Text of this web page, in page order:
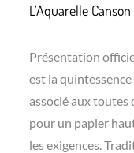
L’Aquarelle
Présentation
est la
associé aux toutes
pour un papier
les exigences.